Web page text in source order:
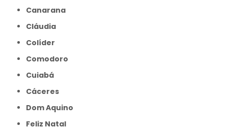
Canarana
Cláudia
Colíder
Comodoro
Cuiabá
Cáceres
Dom Aquino
Feliz Natal